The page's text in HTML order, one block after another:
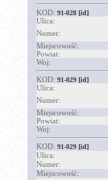
KOD: 91-028 [id]
Ulica:
Numer:
Miejscowość:
Powiat:
Woj:
KOD: 91-029 [id]
Ulica:
Numer:
Miejscowość:
Powiat:
Woj:
KOD: 91-029 [id]
Ulica:
Numer:
Miejscowość: